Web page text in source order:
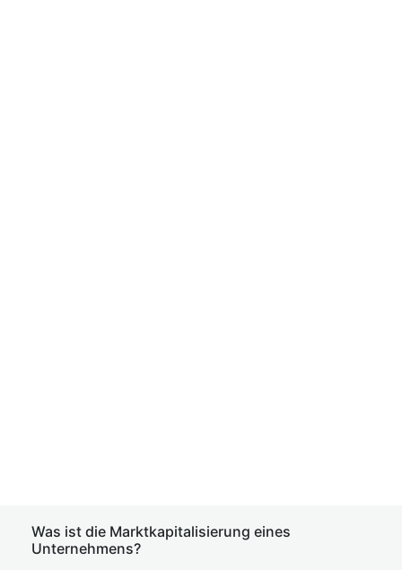
Was ist die Marktkapitalisierung eines
Unternehmens?